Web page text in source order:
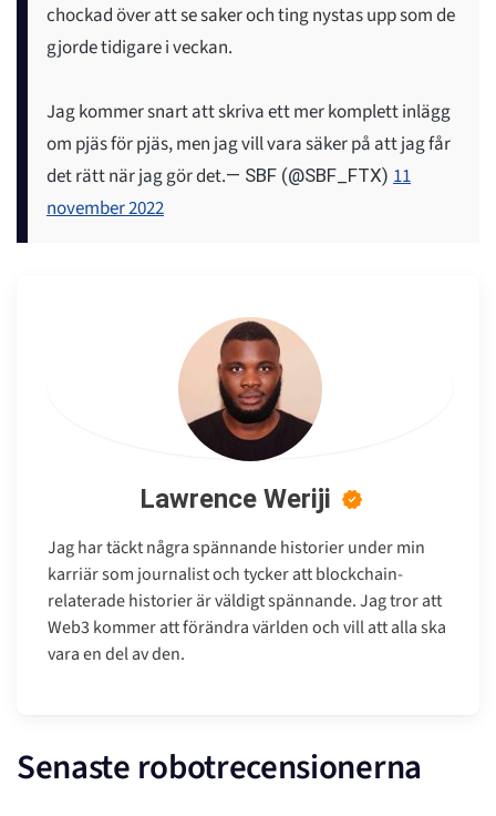
chockad över att se saker och ting nystas upp som de
gjorde tidigare i veckan.
Jag kommer snart att skriva ett mer komplett inlägg
om pjäs för pjäs, men jag vill vara säker på att jag får
det rätt när jag gör det.— SBF (@SBF_FTX) 11
november 2022
Lawrence Weriji
Jag har täckt några spännande historier under min
karriär som journalist och tycker att blockchain-
relaterade historier är väldigt spännande. Jag tror att
Web3 kommer att förändra världen och vill att alla ska
vara en del av den.
Senaste robotrecensionerna